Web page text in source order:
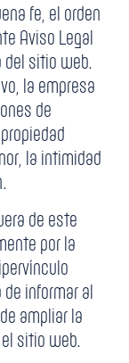
fe, el orden
Aviso Legal
sitio web.
la empresa
de
la intimidad
de este
por la
informar al
ampliar la
sitio web.